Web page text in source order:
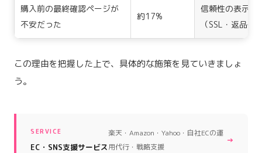
購入前の最終確認ページが
不安だった
約17%
信頼性の表示強
（SSL・返品保
この理由を把握した上で、具体的な施策を見ていきましょ
う。
SERVICE
EC・SNS支援サービス
楽天・Amazon・Yahoo・自社ECの運
用代行・戦略支援
→